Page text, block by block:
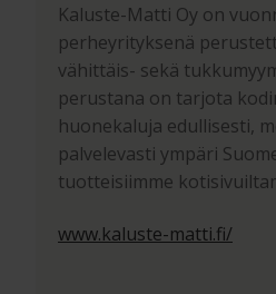
Kaluste-Matti Oy on
perheyrityksenä
vähittäis- sekä
perustana on tarjota
huonekaluja edullisesti,
palvelevasti ympäri
tuotteisiimme
www.kaluste-matti.fi/